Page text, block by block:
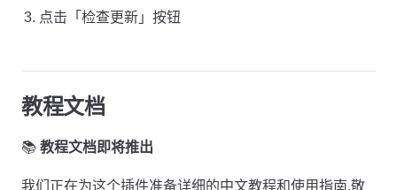
点击「检查更新」按钮
教程文档
📚 教程文档即将推出
我们正在为这个插件准备详细的中文教程和使用指南,敬